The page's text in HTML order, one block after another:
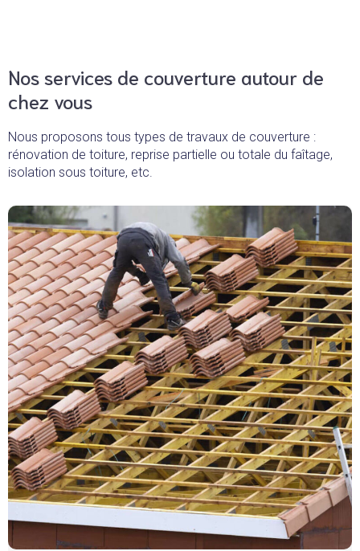
Nos services de couverture autour de
chez vous
Nous proposons tous types de travaux de couverture :
rénovation de toiture, reprise partielle ou totale du faîtage,
isolation sous toiture, etc.